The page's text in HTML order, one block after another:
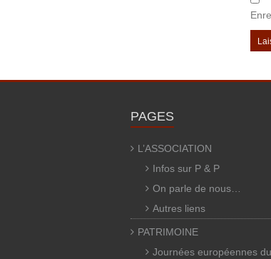
PAGES
L’ASSOCIATION
Infos sur P & P
On parle de nous…
Autres liens
PATRIMOINE
Journées européennes